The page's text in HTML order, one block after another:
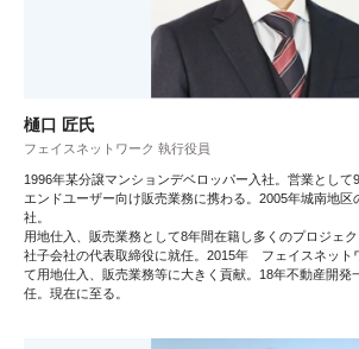
樋口 匠氏
フェイスネットワーク 執行役員
1996年某分譲マンションデベロッパー入社。営業として9
エンドユーザー向け販売業務に携わる。2005年城南地区
社。
用地仕入、販売業務として8年間在籍し多くのプロジェ
社子会社の代表取締役に就任。2015年 フェイスネット
て用地仕入、販売業務等に大きく貢献。18年不動産開
任。現在に至る。